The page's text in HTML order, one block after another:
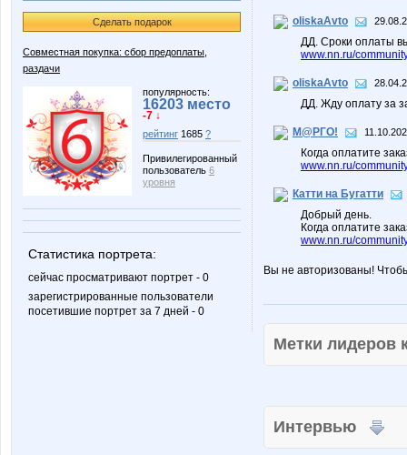
Сделать подарок
Совместная покупка: сбор предоплаты,
раздачи
популярность:
16203 место
-7 ↓
рейтинг 1685 ?
Привилегированный
пользователь 6
уровня
Статистика портрета:
сейчас просматривают портрет - 0
зарегистрированные пользователи
посетившие портрет за 7 дней - 0
oliskaAvto
ДД. Сроки оплаты
www.nn.ru/
oliskaAvto
ДД. Жду оплату за
М@РГО!
Когда оплатите
www.nn.ru/
Катти на Бугатти
Добрый день.
Когда оплатите
www.nn.ru/
Вы не авторизованы!
Метки
Интервью